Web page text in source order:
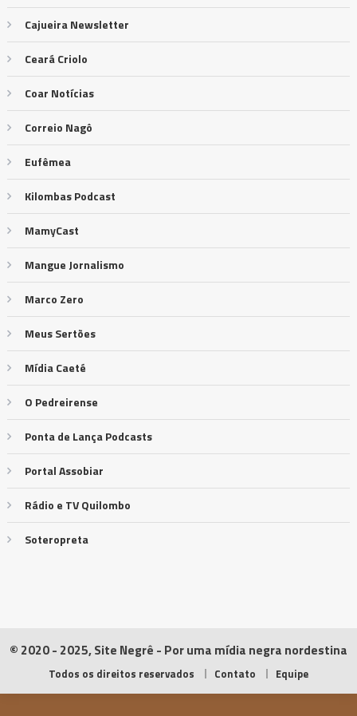
Cajueira Newsletter
Ceará Criolo
Coar Notícias
Correio Nagô
Eufêmea
Kilombas Podcast
MamyCast
Mangue Jornalismo
Marco Zero
Meus Sertões
Mídia Caeté
O Pedreirense
Ponta de Lança Podcasts
Portal Assobiar
Rádio e TV Quilombo
Soteropreta
© 2020 - 2025, Site Negrê - Por uma mídia negra nordestina
Todos os direitos reservados Contato Equipe